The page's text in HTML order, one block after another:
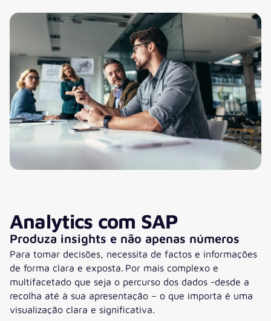
Analytics com SAP
Produza insights e não apenas números
Para tomar decisões, necessita de factos e informações
de forma clara e exposta. Por mais complexo e
multifacetado que seja o percurso dos dados -desde a
recolha até à sua apresentação – o que importa é uma
visualização clara e significativa.